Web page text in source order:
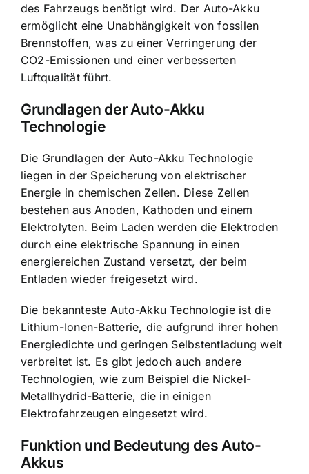
des Fahrzeugs benötigt wird. Der Auto-Akku
ermöglicht eine Unabhängigkeit von fossilen
Brennstoffen, was zu einer Verringerung der
CO2-Emissionen und einer verbesserten
Luftqualität führt.
Grundlagen der Auto-Akku
Technologie
Die Grundlagen der Auto-Akku Technologie
liegen in der Speicherung von elektrischer
Energie in chemischen Zellen. Diese Zellen
bestehen aus Anoden, Kathoden und einem
Elektrolyten. Beim Laden werden die Elektroden
durch eine elektrische Spannung in einen
energiereichen Zustand versetzt, der beim
Entladen wieder freigesetzt wird.
Die bekannteste Auto-Akku Technologie ist die
Lithium-Ionen-Batterie, die aufgrund ihrer hohen
Energiedichte und geringen Selbstentladung weit
verbreitet ist. Es gibt jedoch auch andere
Technologien, wie zum Beispiel die Nickel-
Metallhydrid-Batterie, die in einigen
Elektrofahrzeugen eingesetzt wird.
Funktion und Bedeutung des Auto-
Akkus